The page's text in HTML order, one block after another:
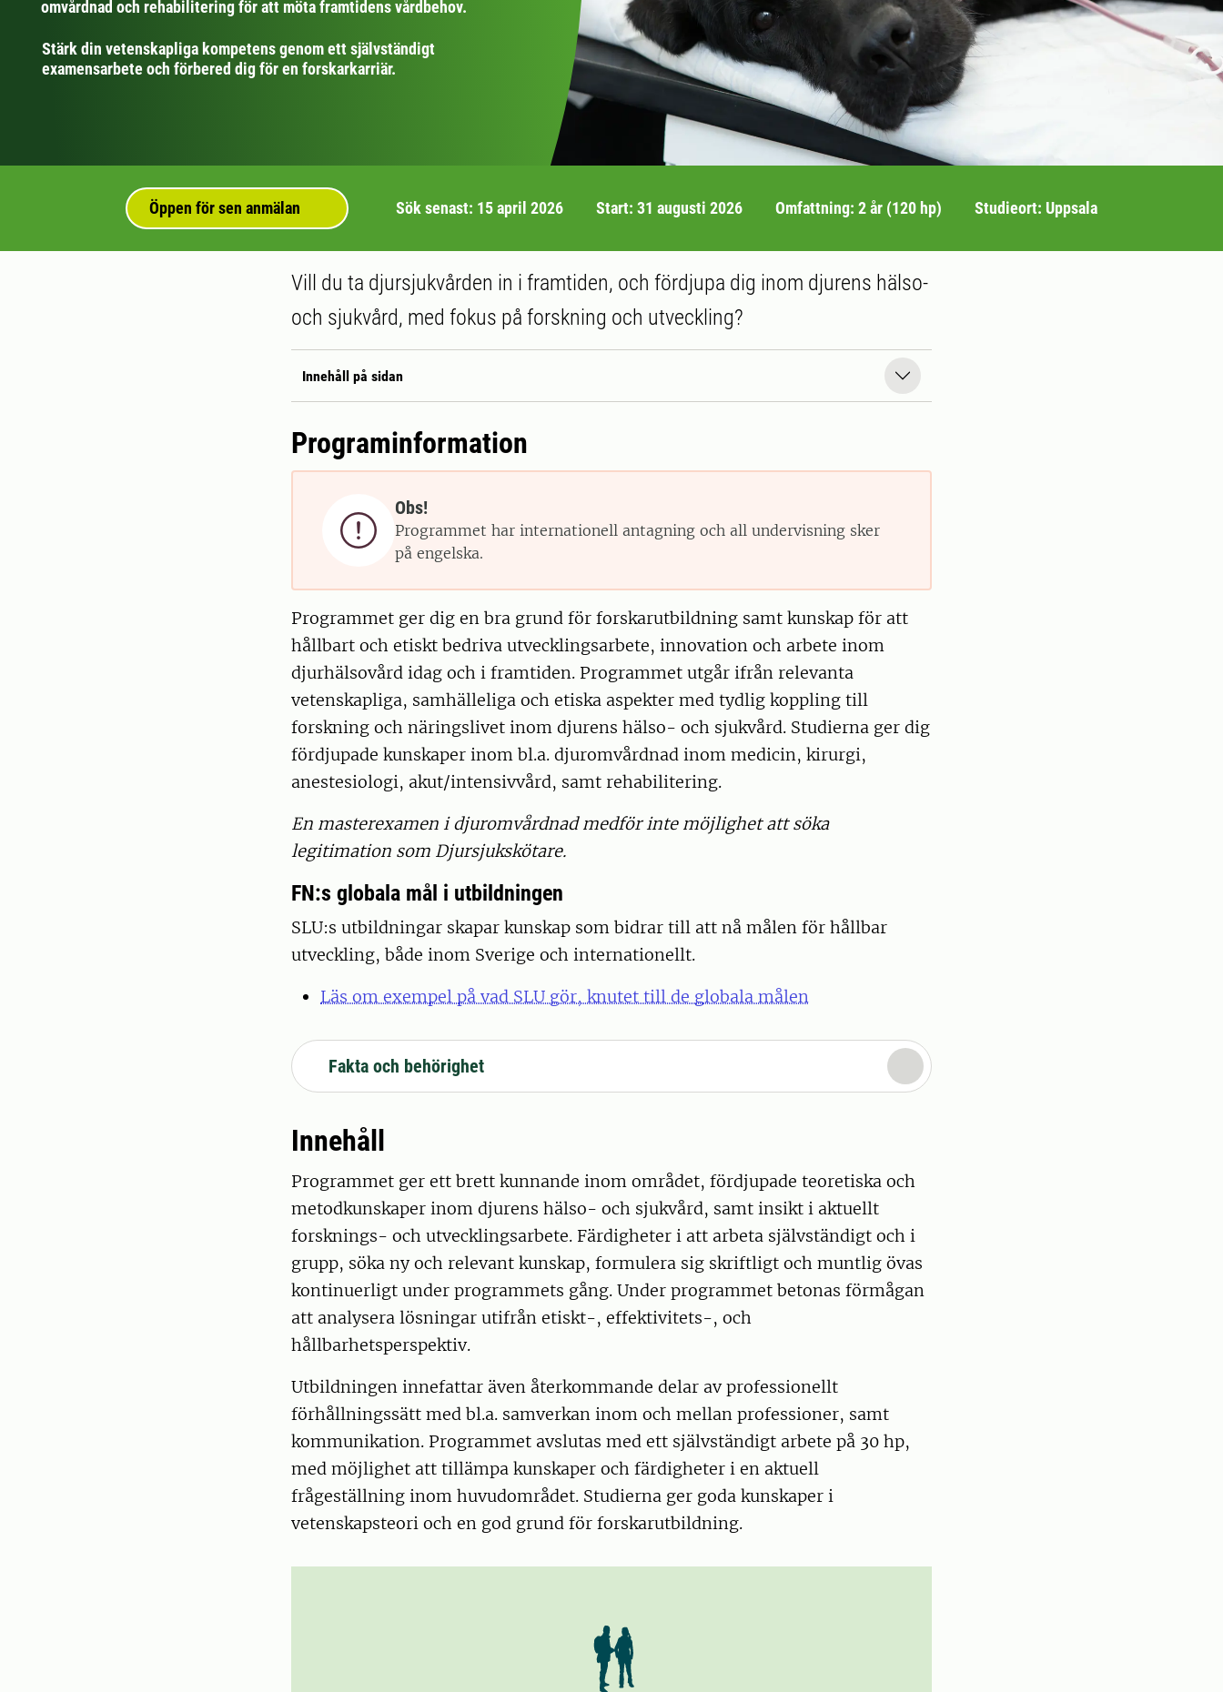
omvårdnad och rehabilitering för att möta framtidens vårdbehov.
Stärk din vetenskapliga kompetens genom ett självständigt
examensarbete och förbered dig för en forskarkarriär.
Öppen för sen anmälan Sök senast: 15 april 2026 Start: 31 augusti 2026 Omfattning: 2 år (120 hp) Studieort: Uppsala
Vill du ta djursjukvården in i framtiden, och fördjupa dig inom djurens hälso-
och sjukvård, med fokus på forskning och utveckling?
Innehåll på sidan
Programinformation

Obs!
Programmet har internationell antagning och all undervisning sker
på engelska.
Programmet ger dig en bra grund för forskarutbildning samt kunskap för att
hållbart och etiskt bedriva utvecklingsarbete, innovation och arbete inom
djurhälsovård idag och i framtiden. Programmet utgår ifrån relevanta
vetenskapliga, samhälleliga och etiska aspekter med tydlig koppling till
forskning och näringslivet inom djurens hälso- och sjukvård. Studierna ger dig
fördjupade kunskaper inom bl.a. djuromvårdnad inom medicin, kirurgi,
anestesiologi, akut/intensivvård, samt rehabilitering.
En masterexamen i djuromvårdnad medför inte möjlighet att söka
legitimation som Djursjukskötare.
FN:s globala mål i utbildningen
SLU:s utbildningar skapar kunskap som bidrar till att nå målen för hållbar
utveckling, både inom Sverige och internationellt.
Läs om exempel på vad SLU gör, knutet till de globala målen
Fakta och behörighet
Innehåll
Programmet ger ett brett kunnande inom området, fördjupade teoretiska och
metodkunskaper inom djurens hälso- och sjukvård, samt insikt i aktuellt
forsknings- och utvecklingsarbete. Färdigheter i att arbeta självständigt och i
grupp, söka ny och relevant kunskap, formulera sig skriftligt och muntlig övas
kontinuerligt under programmets gång. Under programmet betonas förmågan
att analysera lösningar utifrån etiskt-, effektivitets-, och
hållbarhetsperspektiv.
Utbildningen innefattar även återkommande delar av professionellt
förhållningssätt med bl.a. samverkan inom och mellan professioner, samt
kommunikation. Programmet avslutas med ett självständigt arbete på 30 hp,
med möjlighet att tillämpa kunskaper och färdigheter i en aktuell
frågeställning inom huvudområdet. Studierna ger goda kunskaper i
vetenskapsteori och en god grund för forskarutbildning.